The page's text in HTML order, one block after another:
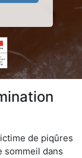
de piqûres
sommeil dans